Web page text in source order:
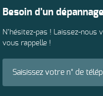
Besoin d’un
N’hésitez-pas ! Laissez-
vous rappelle !